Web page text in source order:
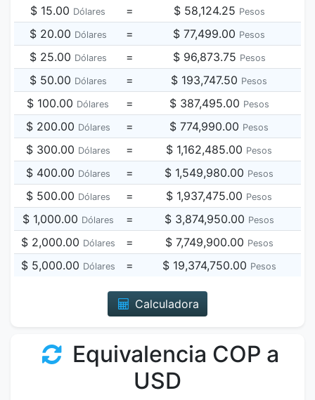
$ 15.00 Dólares = $ 58,124.25 Pesos
$ 20.00 Dólares = $ 77,499.00 Pesos
$ 25.00 Dólares = $ 96,873.75 Pesos
$ 50.00 Dólares = $ 193,747.50 Pesos
$ 100.00 Dólares = $ 387,495.00 Pesos
$ 200.00 Dólares = $ 774,990.00 Pesos
$ 300.00 Dólares = $ 1,162,485.00 Pesos
$ 400.00 Dólares = $ 1,549,980.00 Pesos
$ 500.00 Dólares = $ 1,937,475.00 Pesos
$ 1,000.00 Dólares = $ 3,874,950.00 Pesos
$ 2,000.00 Dólares = $ 7,749,900.00 Pesos
$ 5,000.00 Dólares = $ 19,374,750.00 Pesos
Calculadora
Equivalencia COP a
USD